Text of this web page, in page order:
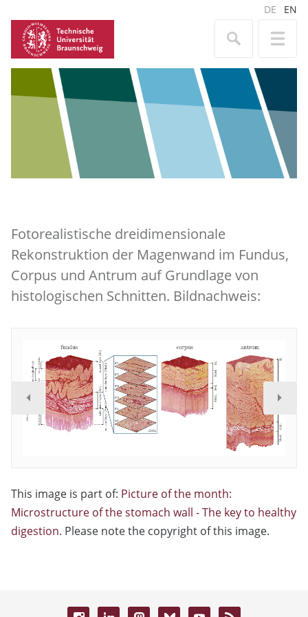
DE EN
Fotorealistische dreidimensionale
Rekonstruktion der Magenwand im Fundus,
Corpus und Antrum auf Grundlage von
histologischen Schnitten. Bildnachweis:
This image is part of: Picture of the month:
Microstructure of the stomach wall - The key to healthy
digestion. Please note the copyright of this image.